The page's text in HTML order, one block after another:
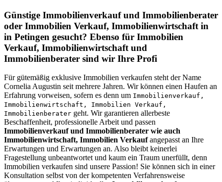
Günstige Immobilienverkauf und Immobilienberater
oder Immobilien Verkauf, Immobilienwirtschaft in
in Petingen gesucht? Ebenso für Immobilien
Verkauf, Immobilienwirtschaft und
Immobilienberater sind wir Ihre Profi
Für gütemäßig exklusive Immobilien verkaufen steht der Name
Cornelia Augustin seit mehrere Jahren. Wir können einen Haufen an
Erfahrung vorweisen, sofern es denn um Immobilienverkauf,
Immobilienwirtschaft, Immobilien Verkauf,
Immobilienberater geht. Wir garantieren allerbeste
Beschaffenheit, professionelle Arbeit und passen
Immobilienverkauf und Immobilienberater wie auch
Immobilienwirtschaft, Immobilien Verkaufangepasst an Ihre
Erwartungen und Erwartungen an. Also bleibt keinerlei
Fragestellung unbeantwortet und kaum ein Traum unerfüllt, denn
Immobilien verkaufen sind unsere Passion! Sie können sich in einer
Konsultation selbst von der kompetenten Verfahrensweise